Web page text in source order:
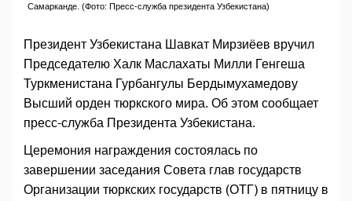
Самарканде. (Фото: Пресс-служба президента Узбекистана)
Президент Узбекистана Шавкат Мирзиёев вручил
Председателю Халк Маслахаты Милли Генгеша
Туркменистана Гурбангулы Бердымухамедову
Высший орден тюркского мира. Об этом сообщает
пресс-служба Президента Узбекистана.
Церемония награждения состоялась по
завершении заседания Совета глав государств
Организации тюркских государств (ОТГ) в пятницу в